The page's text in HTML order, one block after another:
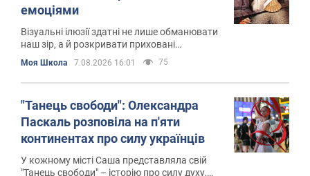
емоціями
Візуальні ілюзії здатні не лише обманювати
наш зір, а й розкривати приховані
особливості нашого підсвідомого
сприйняття
Моя Школа 7.08.2026 16:01 75
"Танець свободи": Олександра
Паскаль розповіла на п'яти
континентах про силу українців
У кожному місті Саша представляла свій
"Танець свободи" – історію про силу духу,